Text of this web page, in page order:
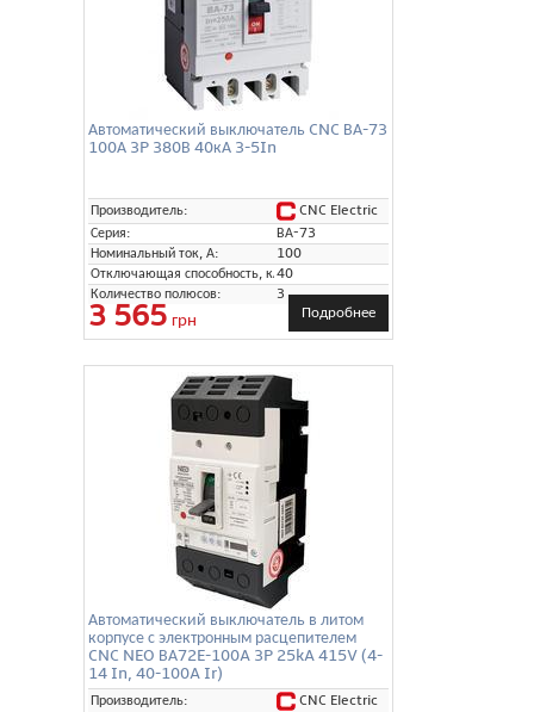
Автоматический выключатель CNC ВА-73
100А 3P 380В 40кА 3-5In
Производитель:
CNC Electric
Серия:
ВА-73
Номинальный ток, А:
100
Отключающая способность, кА:40
Количество полюсов:
3
3 565 грн Подробнее
Автоматический выключатель в литом
корпусе с электронным расцепителем
CNC NEO ВА72E-100A 3P 25kA 415V (4-
14 In, 40-100A Ir)
Производитель:
CNC Electric